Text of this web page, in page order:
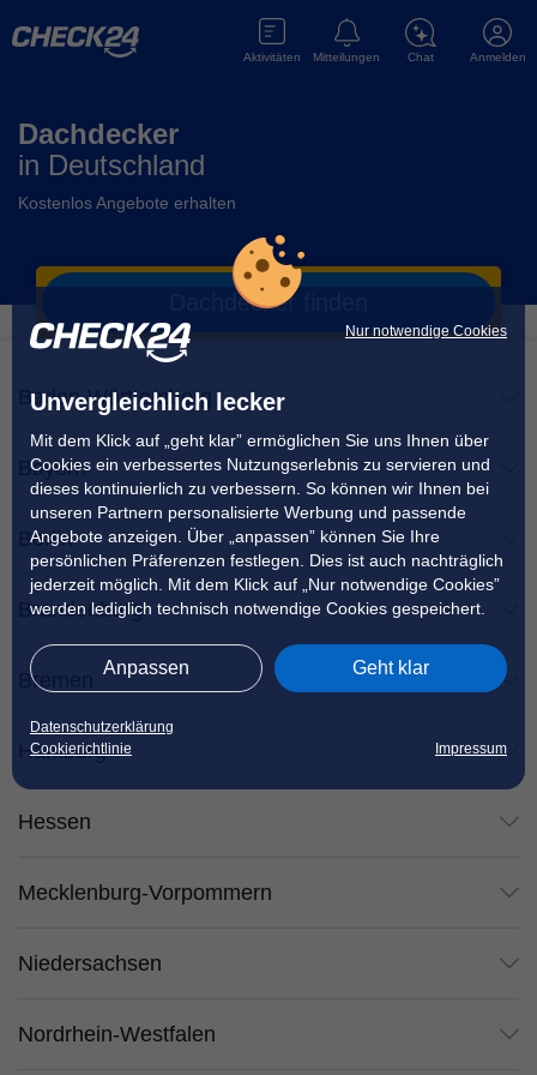
Nur notwendige Cookies
Unvergleichlich lecker
Mit dem Klick auf „geht klar” ermöglichen Sie uns Ihnen über
Cookies ein verbessertes Nutzungserlebnis zu servieren und
dieses kontinuierlich zu verbessern. So können wir Ihnen bei
unseren Partnern personalisierte Werbung und passende
Angebote anzeigen. Über „anpassen” können Sie Ihre
persönlichen Präferenzen festlegen. Dies ist auch nachträglich
jederzeit möglich. Mit dem Klick auf „Nur notwendige Cookies”
werden lediglich technisch notwendige Cookies gespeichert.
Anpassen Geht klar
Datenschutzerklärung
Cookierichtlinie
Impressum
Anmelden
Chat
Mitteilungen
Aktivitäten
Dachdecker
in Deutschland
Kostenlos Angebote erhalten
Dachdecker
Baden-Württemberg
Bayern
Berlin
Brandenburg
Bremen
Hamburg
Hessen
Mecklenburg-Vorpommern
Niedersachsen
Nordrhein-Westfalen